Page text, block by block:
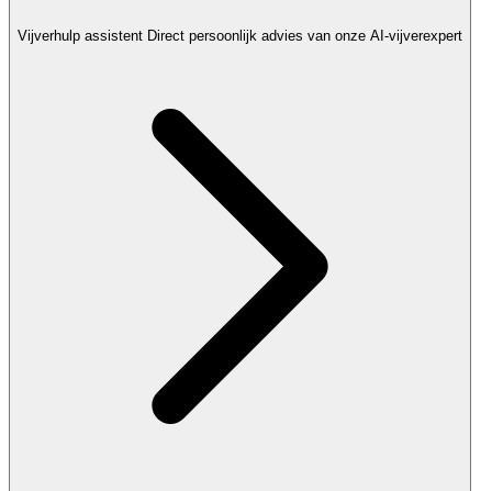
Vijverhulp assistent Direct persoonlijk advies van onze AI-vijverexpert